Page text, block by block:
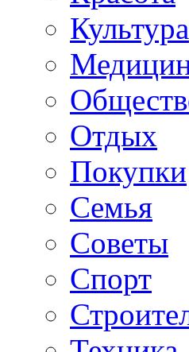
Культура
Отдых
Покупки
Семья
Советы
Спорт